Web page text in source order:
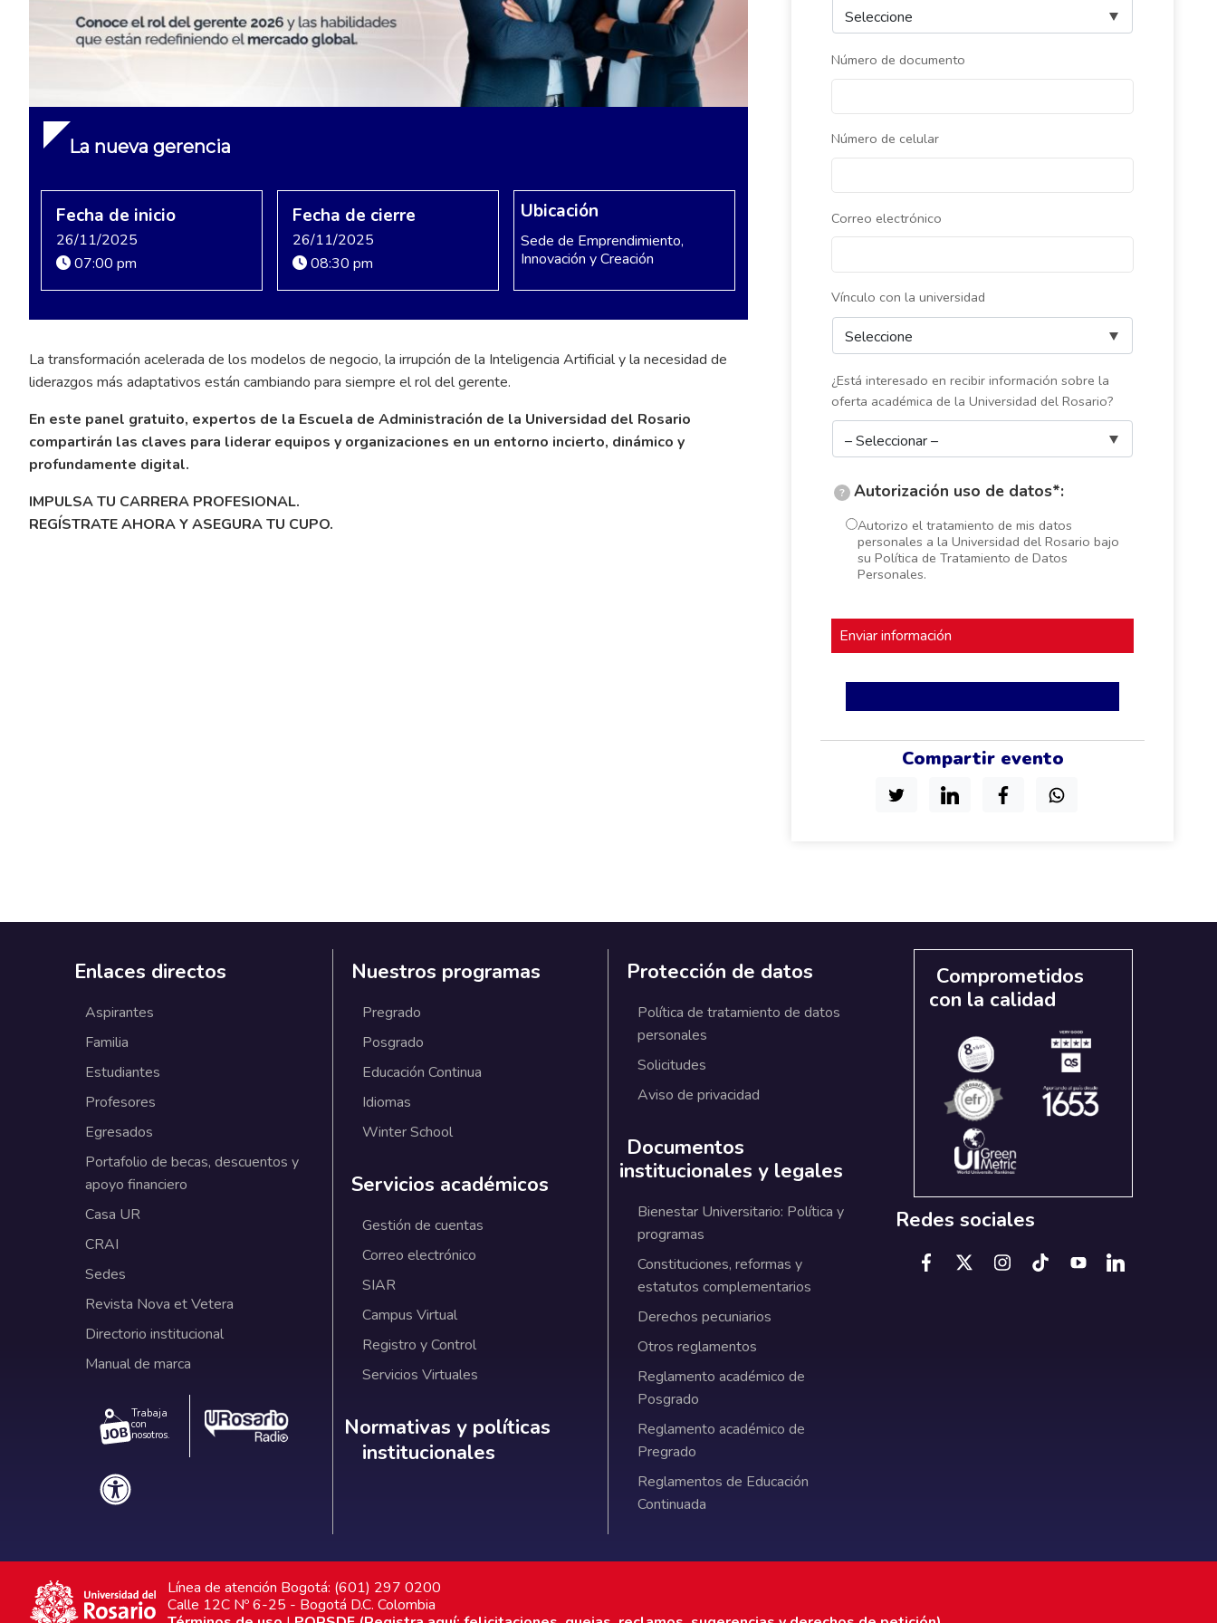
Número de documento
Número de celular
Correo electrónico
Vínculo con la universidad
¿Está interesado en recibir información sobre la
oferta académica de la Universidad del Rosario?
? Autorización uso de datos*:
Autorizo el tratamiento de mis datos
personales a la Universidad del Rosario bajo
su Política de Tratamiento de Datos
Personales.
Compartir evento
La nueva gerencia
Fecha de inicio
26/11/2025
07:00 pm
Fecha de cierre
26/11/2025
08:30 pm
Ubicación
Sede de Emprendimiento,
Innovación y Creación
La transformación acelerada de los modelos de negocio, la irrupción de la Inteligencia Artificial y la necesidad de
liderazgos más adaptativos están cambiando para siempre el rol del gerente.
En este panel gratuito, expertos de la Escuela de Administración de la Universidad del Rosario
compartirán las claves para liderar equipos y organizaciones en un entorno incierto, dinámico y
profundamente digital.
IMPULSA TU CARRERA PROFESIONAL.
REGÍSTRATE AHORA Y ASEGURA TU CUPO.
Enlaces directos
Aspirantes
Familia
Estudiantes
Profesores
Egresados
Portafolio de becas, descuentos y
apoyo financiero
Casa UR
CRAI
Sedes
Revista Nova et Vetera
Directorio institucional
Manual de marca
Trabaja
con
nosotros.
Nuestros programas
Pregrado
Posgrado
Educación Continua
Idiomas
Winter School
Servicios académicos
Gestión de cuentas
Correo electrónico
SIAR
Campus Virtual
Registro y Control
Servicios Virtuales
Normativas y políticas institucionales
Normativas y políticas
institucionales
Protección de datos
Política de tratamiento de datos
personales
Solicitudes
Aviso de privacidad
Documentos
institucionales y legales
Bienestar Universitario: Política y
programas
Constituciones, reformas y
estatutos complementarios
Derechos pecuniarios
Otros reglamentos
Reglamento académico de
Posgrado
Reglamento académico de
Pregrado
Reglamentos de Educación
Continuada
Comprometidos
con la calidad
Redes sociales
Línea de atención Bogotá: (601) 297 0200
Calle 12C Nº 6-25 - Bogotá D.C. Colombia